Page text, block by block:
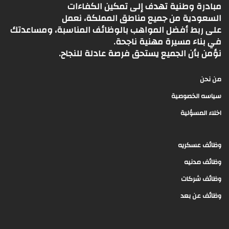
مبادرة وطنية تهدف إلى تمكين الكفاءات
السعودية من جميع مناطق المملكة، نعمل
على ربط أفضل المواهب بالوظائف المناسبة، ومساعدتك
في بناء مسيرة مهنية ناجحة.
نؤمن بأن الجميع يستحق فرصة عادلة للنجاح.
من نحن
سياسه الخصوصية
اخلاء المسؤلية
وظائف عسكريه
وظائف مدنيه
وظائف شركات
وظائف عن بعد